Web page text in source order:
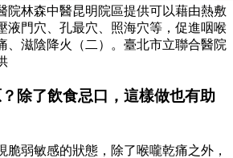
院林森中醫昆明院區提供可以藉由熱敷
液門穴、孔最穴、照海穴等，促進咽喉
、滋陰降火（二）。臺北市立聯合醫院
除了飲食忌口，這樣做也有助
脆弱敏感的狀態，除了喉嚨乾痛之外，